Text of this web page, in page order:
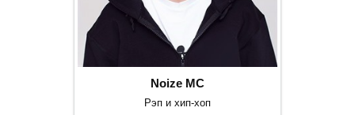
Noize MC
Рэп и хип-хоп